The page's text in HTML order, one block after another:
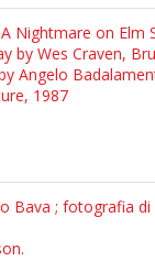
Nightmare on Elm
by Wes Craven,
Angelo
1987
Bava ; fotografia